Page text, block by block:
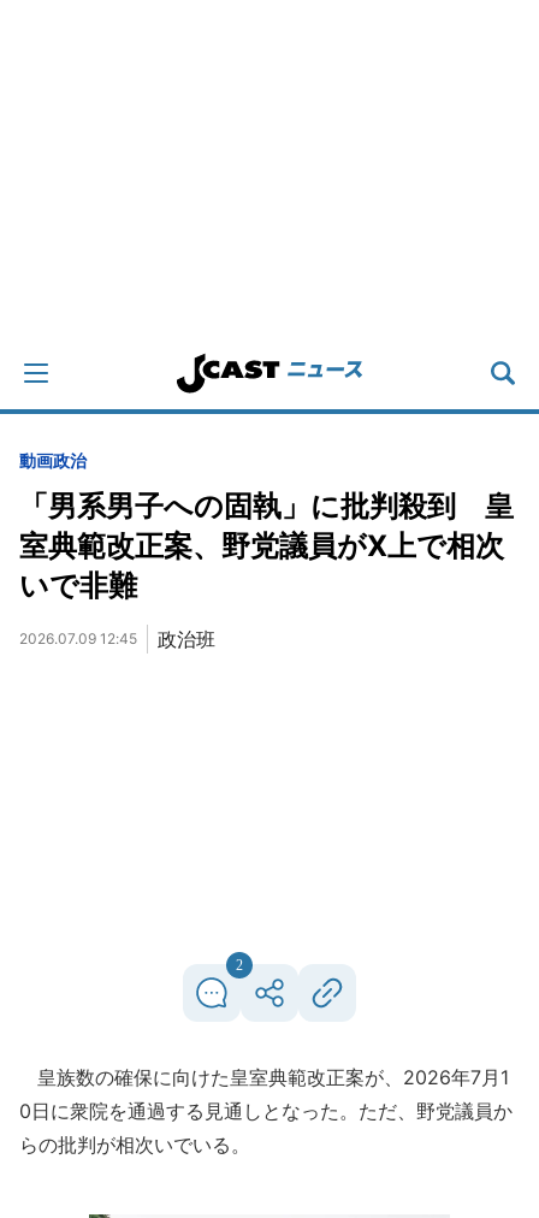
動画政治
「男系男子への固執」に批判殺到 皇
室典範改正案、野党議員がX上で相次
いで非難
2026.07.09 12:45 政治班
2
皇族数の確保に向けた皇室典範改正案が、2026年7月1
0日に衆院を通過する見通しとなった。ただ、野党議員か
らの批判が相次いでいる。